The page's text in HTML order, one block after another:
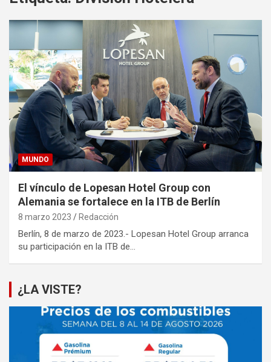
MUNDO
El vínculo de Lopesan Hotel Group con
Alemania se fortalece en la ITB de Berlín
8 marzo 2023 Redacción
Berlín, 8 de marzo de 2023.- Lopesan Hotel Group arranca
su participación en la ITB de…
¿LA VISTE?